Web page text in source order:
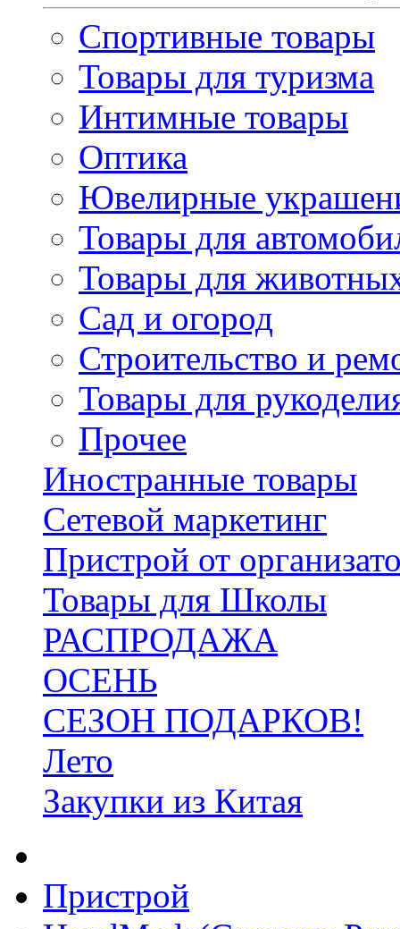
Спортивные товары
Товары для туризма
Интимные товары
Оптика
Ювелирные
Товары для
Товары для
Сад и огород
Строительство и
Товары для
Прочее
Иностранные товары
Сетевой маркетинг
Пристрой от
Товары для Школы
РАСПРОДАЖА
ОСЕНЬ
СЕЗОН ПОДАРКОВ!
Лето
Закупки из Китая
Пристрой